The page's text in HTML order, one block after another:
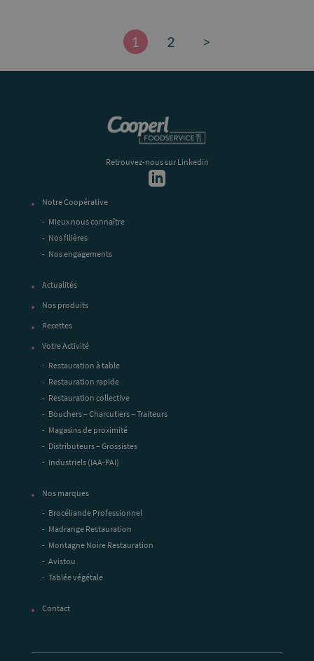
1 2
Retrouvez-nous sur Linkedin
Notre Coopérative
Mieux nous connaître
Nos filières
Nos engagements
Actualités
Nos produits
Recettes
Votre Activité
Restauration à table
Restauration rapide
Restauration collective
Bouchers – Charcutiers – Traiteurs
Magasins de proximité
Distributeurs – Grossistes
Industriels (IAA-PAI)
Nos marques
Brocéliande Professionnel
Madrange Restauration
Montagne Noire Restauration
Avistou
Tablée végétale
Contact